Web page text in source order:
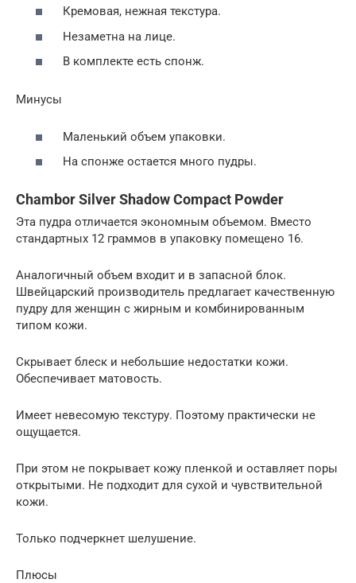
Кремовая, нежная текстура.
Незаметна на лице.
В комплекте есть спонж.
Минусы
Маленький объем упаковки.
На спонже остается много пудры.
Chambor Silver Shadow Compact Powder
Эта пудра отличается экономным объемом. Вместо
стандартных 12 граммов в упаковку помещено 16.
Аналогичный объем входит и в запасной блок.
Швейцарский производитель предлагает качественную
пудру для женщин с жирным и комбинированным
типом кожи.
Скрывает блеск и небольшие недостатки кожи.
Обеспечивает матовость.
Имеет невесомую текстуру. Поэтому практически не
ощущается.
При этом не покрывает кожу пленкой и оставляет поры
открытыми. Не подходит для сухой и чувствительной
кожи.
Только подчеркнет шелушение.
Плюсы